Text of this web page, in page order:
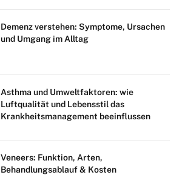
Demenz verstehen: Symptome, Ursachen
und Umgang im Alltag
Asthma und Umweltfaktoren: wie
Luftqualität und Lebensstil das
Krankheitsmanagement beeinflussen
Veneers: Funktion, Arten,
Behandlungsablauf & Kosten